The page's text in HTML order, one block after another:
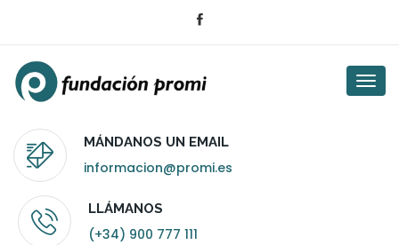
MÁNDANOS UN EMAIL
informacion@promi.es
LLÁMANOS
(+34) 900 777 111